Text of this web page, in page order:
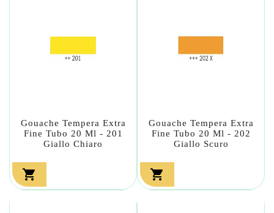
Gouache Tempera Extra
Fine Tubo 20 Ml - 201
Giallo Chiaro

Gouache Tempera Extra
Fine Tubo 20 Ml - 202
Giallo Scuro
